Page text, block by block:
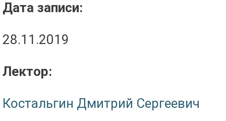
Дата записи:
28.11.2019
Лектор:
Костальгин Дмитрий Сергеевич